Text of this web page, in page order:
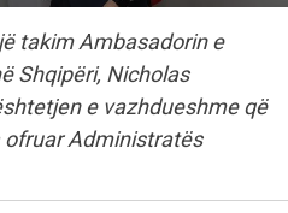
takim Ambasadorin e
Shqipëri, Nicholas
e vazhdueshme që
ofruar Administratës